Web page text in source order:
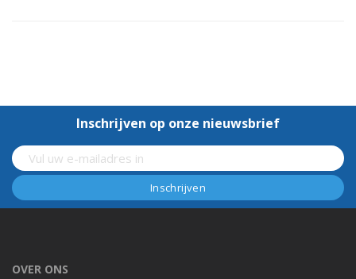
Inschrijven op onze nieuwsbrief
OVER ONS